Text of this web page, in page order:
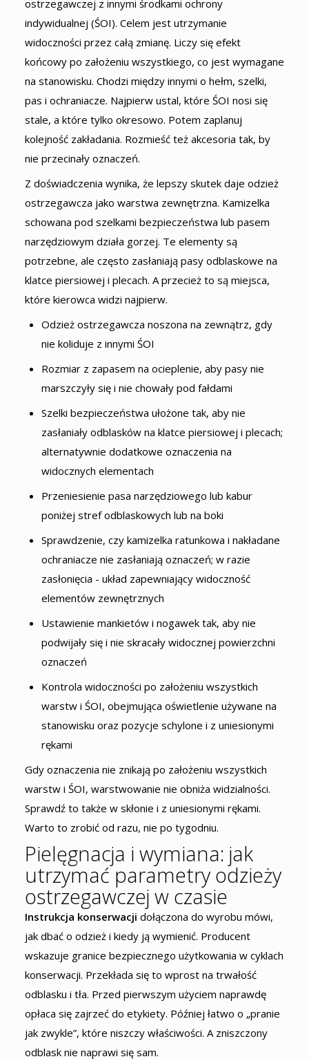
ostrzegawczej z innymi środkami ochrony
indywidualnej (ŚOI). Celem jest utrzymanie
widoczności przez całą zmianę. Liczy się efekt
końcowy po założeniu wszystkiego, co jest wymagane
na stanowisku. Chodzi między innymi o hełm, szelki,
pas i ochraniacze. Najpierw ustal, które ŚOI nosi się
stale, a które tylko okresowo. Potem zaplanuj
kolejność zakładania. Rozmieść też akcesoria tak, by
nie przecinały oznaczeń.
Z doświadczenia wynika, że lepszy skutek daje odzież
ostrzegawcza jako warstwa zewnętrzna. Kamizelka
schowana pod szelkami bezpieczeństwa lub pasem
narzędziowym działa gorzej. Te elementy są
potrzebne, ale często zasłaniają pasy odblaskowe na
klatce piersiowej i plecach. A przecież to są miejsca,
które kierowca widzi najpierw.
Odzież ostrzegawcza noszona na zewnątrz, gdy
nie koliduje z innymi ŚOI
Rozmiar z zapasem na ocieplenie, aby pasy nie
marszczyły się i nie chowały pod fałdami
Szelki bezpieczeństwa ułożone tak, aby nie
zasłaniały odblasków na klatce piersiowej i plecach;
alternatywnie dodatkowe oznaczenia na
widocznych elementach
Przeniesienie pasa narzędziowego lub kabur
poniżej stref odblaskowych lub na boki
Sprawdzenie, czy kamizelka ratunkowa i nakładane
ochraniacze nie zasłaniają oznaczeń; w razie
zasłonięcia - układ zapewniający widoczność
elementów zewnętrznych
Ustawienie mankietów i nogawek tak, aby nie
podwijały się i nie skracały widocznej powierzchni
oznaczeń
Kontrola widoczności po założeniu wszystkich
warstw i ŚOI, obejmująca oświetlenie używane na
stanowisku oraz pozycje schylone i z uniesionymi
rękami
Gdy oznaczenia nie znikają po założeniu wszystkich
warstw i ŚOI, warstwowanie nie obniża widzialności.
Sprawdź to także w skłonie i z uniesionymi rękami.
Warto to zrobić od razu, nie po tygodniu.
Pielęgnacja i wymiana: jak
utrzymać parametry odzieży
ostrzegawczej w czasie
Instrukcja konserwacji dołączona do wyrobu mówi,
jak dbać o odzież i kiedy ją wymienić. Producent
wskazuje granice bezpiecznego użytkowania w cyklach
konserwacji. Przekłada się to wprost na trwałość
odblasku i tła. Przed pierwszym użyciem naprawdę
opłaca się zajrzeć do etykiety. Później łatwo o „pranie
jak zwykle”, które niszczy właściwości. A zniszczony
odblask nie naprawi się sam.